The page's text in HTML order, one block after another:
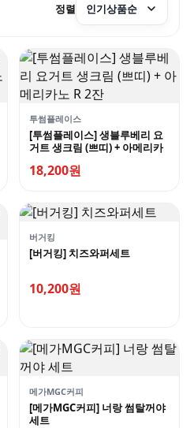
정렬
투썸플레이스
[투썸플레이스] 생블루베리 요
거트 생크림 (쁘띠) + 아메리카
18,200원
버거킹
[버거킹] 치즈와퍼세트
10,200원
메가MGC커피
[메가MGC커피] 너랑 썸탈꺼야
세트